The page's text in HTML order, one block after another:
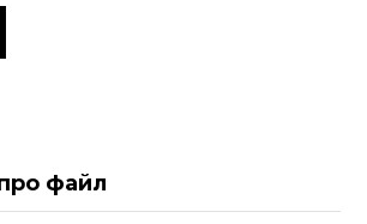
файл